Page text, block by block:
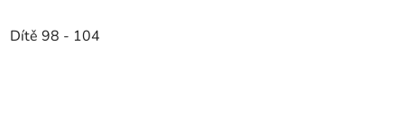
Dítě 98 - 104